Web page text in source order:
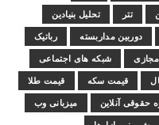
تتر تحلیل بنیادین
دوربین مداربسته رباتیک
شبکه های اجتماعی
قیمت سکه قیمت طلا
حقوقی آنلاین میزبانی وب